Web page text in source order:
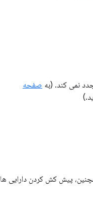
نمی کند. (به صفحه
پیش کش کردن دارایی ها